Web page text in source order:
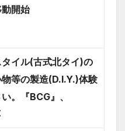
開始
イル(古式北タイ)の
等の製造(D.I.Y.)体験
。『BCG』、